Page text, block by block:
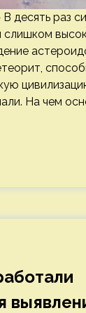
десять раз
слишком
На чем